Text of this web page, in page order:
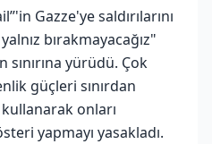
Gazze'ye saldırılarını
bırakmayacağız"
yürüdü. Çok
güçleri sınırdan
onları
yapmayı yasakladı.